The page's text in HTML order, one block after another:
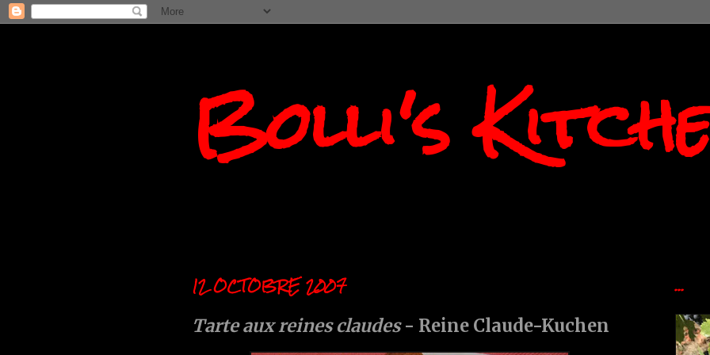
Bolli's
12 OCTOBRE 2007
Tarte aux reines claudes- Reine Claude-Kuchen
...